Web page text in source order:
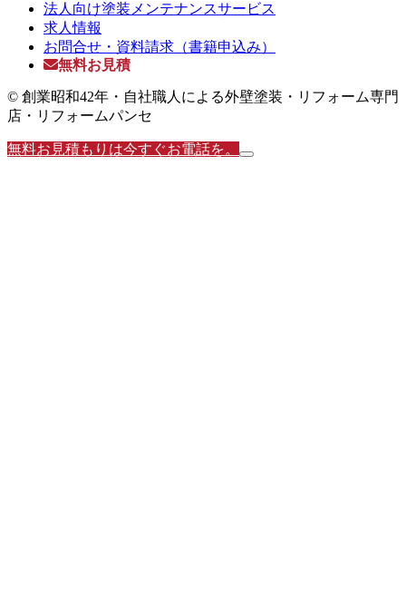
法人向け塗装メンテナンスサービス
求人情報
お問合せ・資料請求（書籍申込み）
無料お見積
© 創業昭和42年・自社職人による外壁塗装・リフォーム専門
店・リフォームパンセ
無料お見積もりは今すぐお電話を。